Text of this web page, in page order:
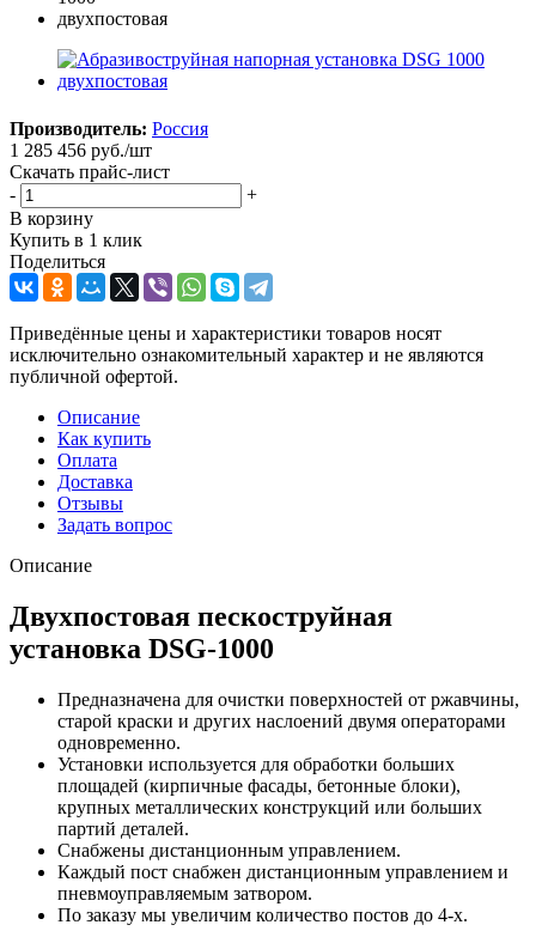
Производитель: Россия
1 285 456 руб./шт
Скачать прайс-лист
-
+
В корзину
Купить в 1 клик
Поделиться
Приведённые цены и характеристики товаров носят
исключительно ознакомительный характер и не являются
публичной офертой.
Описание
Как купить
Оплата
Доставка
Отзывы
Задать вопрос
Описание
Двухпостовая пескоструйная
установка DSG-1000
Предназначена для очистки поверхностей от ржавчины,
старой краски и других наслоений двумя операторами
одновременно.
Установки используется для обработки больших
площадей (кирпичные фасады, бетонные блоки),
крупных металлических конструкций или больших
партий деталей.
Снабжены дистанционным управлением.
Каждый пост снабжен дистанционным управлением и
пневмоуправляемым затвором.
По заказу мы увеличим количество постов до 4-х.